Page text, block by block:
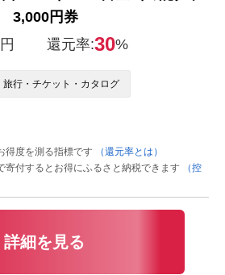
3,000円券
円 還元率:30%
旅行・チケット・カタログ
得度を測る指標です
（還元率とは）
付するとお得にふるさと納税できます
（控
詳細を見る